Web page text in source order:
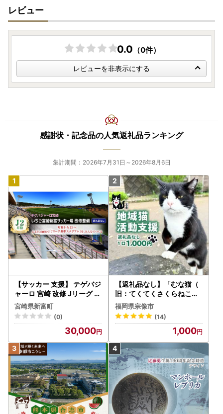
ワンストップ特例をご利用される場合、令和8年1月10日ま
でに申請書が当庁まで届くように発送ください。
マイナンバーに関する添付書類に漏れのないようご注意くだ
ダウンロードされる場合は以下よりお願いいたします。
URL：https://www.soumu.go.jp/main_content/00039710
9.pdf
ねますのであらかじめご了承ください。
の対応となります。ご了承ください。
レビュー
0.0 （0件）
レビューを非表示にする
感謝状・記念品の人気返礼品ランキング
集計期間：2026年7月31日～2026年8月6日
【サッカー 支援】 テゲバジ
ャーロ 宮崎 改修 Jリーグ ス
タジアム 応援 S27
宮崎県新富町
(0)
30,000
【返礼品なし】「むな猫（
旧：てくてくさくらねこ）
」 地域猫活動支援【むな
猫】_HA1118
福岡県宗像市
(14)
1,000